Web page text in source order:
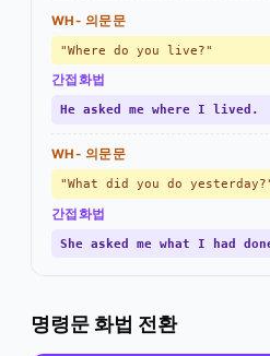
WH- 의문문
"Where do you live?"
간접화법
He asked me where I lived.
WH- 의문문
"What did you do
간접화법
She asked me what I had
명령문 화법 전환